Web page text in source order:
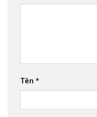
Tên *